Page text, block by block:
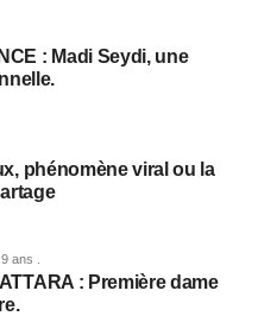
: Madi Seydi, une
phénomène viral ou la
9 ans .
: Première dame